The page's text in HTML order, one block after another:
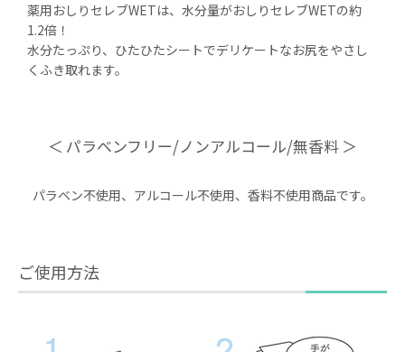
薬用おしりセレブWETは、水分量がおしりセレブWETの約
1.2倍！
水分たっぷり、ひたひたシートでデリケートなお尻をやさし
くふき取れます。
パラベンフリー/ノンアルコール/無香料
パラベン不使用、アルコール不使用、香料不使用商品です。
ご使用方法